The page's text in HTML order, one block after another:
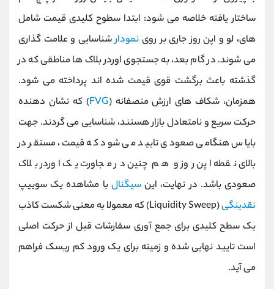
ساختار یافته خلاصه می ‌شود: ابتدا سطوح کلیدی قیمت شامل
های، لو و اپن روز جاری بر روی نمودارشناسایی و علامت ‌گذاری
می‌ شوند. در گام بعد، به جستجوی اوردر بلاک‌ ها مناطقی که در
گذشته باعث برگشت قوی قیمت شده ‌اند پرداخته می‌ شود.
همزمان، شکاف ‌های ارزش منصفانه (FVG) که نشان ‌دهنده
حرکت سریع و نامتعادل بازار هستند، شناسایی می‌ گردند. جهت
بایاس هنگامی صعودی تایید می ‌شود که قیمت، مستقر در
بالای نقطه اپن روز و هم ‌چنین در مجاورت یک اوردر بلاک
صعودی باشد. در نهایت، اینسیگنال با مشاهده یک سوییپ
نقدینگی
(Liquidity Sweep) که معمولا به معنی شکست کاذب
یک سطح کلیدی برای جمع ‌آوری سفارشات قبل از حرکت اصلی
است تایید نهایی شده و زمینه برای یک ورود کم ‌ریسک فراهم
می ‌آید.